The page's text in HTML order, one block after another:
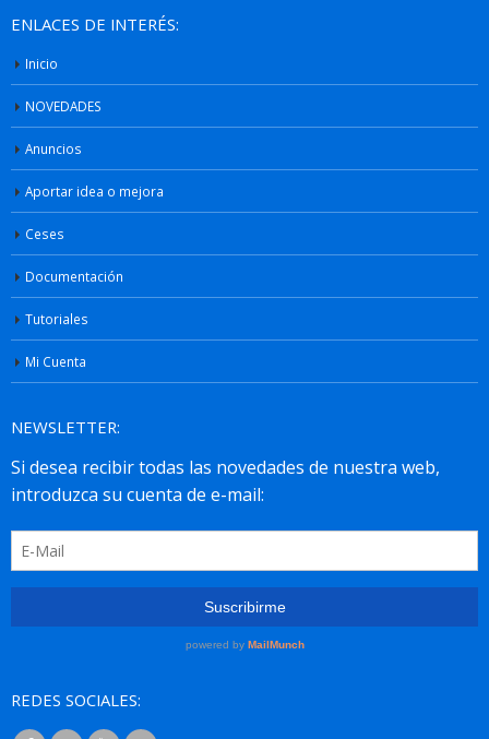
ENLACES DE INTERÉS:
Inicio
NOVEDADES
Anuncios
Aportar idea o mejora
Ceses
Documentación
Tutoriales
Mi Cuenta
NEWSLETTER:
REDES SOCIALES: